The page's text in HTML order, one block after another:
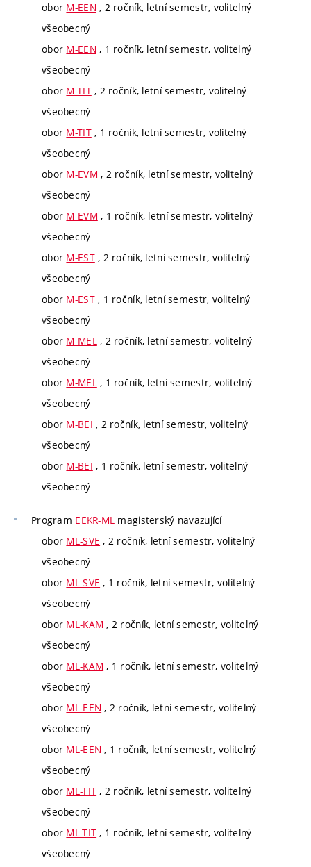
obor M-EEN , 2 ročník, letní semestr, volitelný
všeobecný
obor M-EEN , 1 ročník, letní semestr, volitelný
všeobecný
obor M-TIT, 2 ročník, letní semestr, volitelný
všeobecný
obor M-TIT, 1 ročník, letní semestr, volitelný
všeobecný
obor M-EVM , 2 ročník, letní semestr, volitelný
všeobecný
obor M-EVM , 1 ročník, letní semestr, volitelný
všeobecný
obor M-EST, 2 ročník, letní semestr, volitelný
všeobecný
obor M-EST, 1 ročník, letní semestr, volitelný
všeobecný
obor M-MEL, 2 ročník, letní semestr, volitelný
všeobecný
obor M-MEL, 1 ročník, letní semestr, volitelný
všeobecný
obor M-BEI , 2 ročník, letní semestr, volitelný
všeobecný
obor M-BEI , 1 ročník, letní semestr, volitelný
všeobecný
Program EEKR-ML magisterský navazující
obor ML-SVE , 2 ročník, letní semestr, volitelný
všeobecný
obor ML-SVE , 1 ročník, letní semestr, volitelný
všeobecný
obor ML-KAM , 2 ročník, letní semestr, volitelný
všeobecný
obor ML-KAM , 1 ročník, letní semestr, volitelný
všeobecný
obor ML-EEN , 2 ročník, letní semestr, volitelný
všeobecný
obor ML-EEN , 1 ročník, letní semestr, volitelný
všeobecný
obor ML-TIT , 2 ročník, letní semestr, volitelný
všeobecný
obor ML-TIT , 1 ročník, letní semestr, volitelný
všeobecný